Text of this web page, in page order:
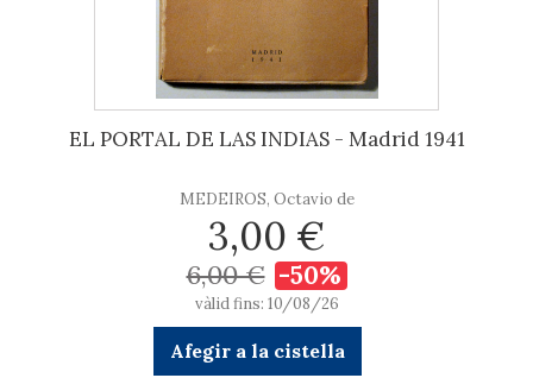
EL PORTAL DE LAS INDIAS - Madrid 1941
MEDEIROS, Octavio de
3,00 €
6,00 € -50%
vàlid fins: 10/08/26
Afegir a la cistella